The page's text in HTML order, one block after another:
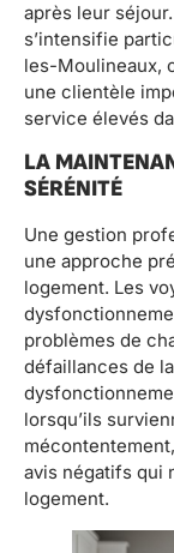
après leur
s’intensifie
les-Moulineaux,
une clientèle
service élevés
LA
SÉRÉNITÉ
Une gestion
une approche
logement. Les
problèmes de
défaillances de
lorsqu’ils
avis négatifs qui
logement.